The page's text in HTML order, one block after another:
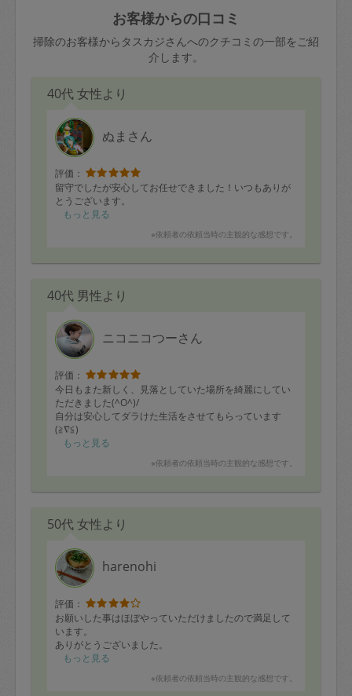
依頼者不在による当日キャンセル＝依頼
金額の100%＋交通費全額
合、水曜日午前9時以降はキャンセル料が
発生
水曜日9時〜金曜日9時まで＝依頼料金の
50%
金曜日9時～土曜日8時まで＝依頼金額の
100%
土曜日8時〜実施時間＝依頼金額の100%
2. 定期契約キャンセル（定期契約のみ）
定期契約をキャンセルする場合、毎週定
期は月2回まで隔週定期は月1回までキャ
ンセル料は発生しません。それ以上はキ
ャンセル料が発生します。
定期契約キャンセル料：
い。
※キャンセル料金の設定について：
定期依頼1回（3時間）の金額とスポット
1回（3時間）依頼した場合の金額の差額
相当で料金設定されています。
きた場合は損害保険の対象外となるので
ご注意ください。
あわせてこちらも参照ください ： 初めて
利用します。注意しなくてはいけない点
はありますか？
お客様からの口コミ
掃除のお客様からタスカジさんへのクチコミの一部をご紹
介します。
40代 女性より
ぬまさん
評価：
留守でしたが安心してお任せできました！いつもありが
とうございます。
もっと見る
※依頼者の依頼当時の主観的な感想です。
40代 男性より
ニコニコつーさん
評価：
今日もまた新しく、見落としていた場所を綺麗にしてい
ただきました(^O^)/
自分は安心してダラけた生活をさせてもらっています
(≧∇≦)
これからもよろしくお願いしますゞ
もっと見る
※依頼者の依頼当時の主観的な感想です。
50代 女性より
harenohi
評価：
お願いした事はほぼやっていただけましたので満足して
います。
ありがとうございました。
もっと見る
※依頼者の依頼当時の主観的な感想です。